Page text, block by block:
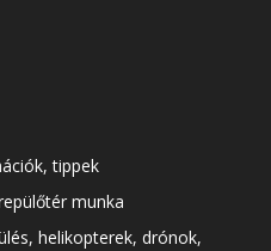
tippek
munka
helikopterek, drónok,